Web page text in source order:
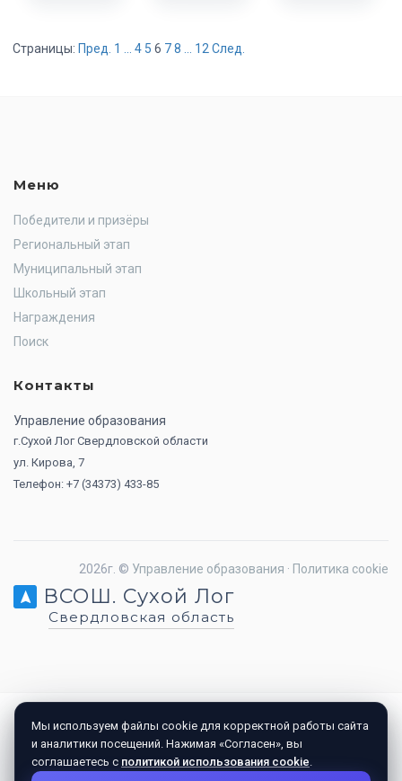
Страницы: Пред. 1 4 5 6 78 12 След.
Меню
Победители и призёры
Региональный этап
Муниципальный этап
Школьный этап
Награждения
Поиск
Контакты
Управление образования
г.Сухой Лог Свердловской области
ул. Кирова, 7
Телефон: +7 (34373) 433-85
2026г. © Управление образования · Политика cookie
ВСОШ. Сухой Лог
Свердловская область
Мы используем файлы cookie для корректной работы сайта
и аналитики посещений. Нажимая «Согласен», вы
соглашаетесь с политикой использования cookie.